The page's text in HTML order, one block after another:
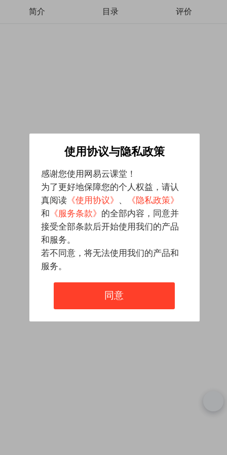
简介 目录 评价
使用协议与隐私政策
感谢您使用网易云课堂！
为了更好地保障您的个人权益，请认
真阅读 《使用协议》 、
《隐私政策》
和 《服务条款》 的全部内容，同意并
接受全部条款后开始使用我们的产品
和服务。
若不同意，将无法使用我们的产品和
服务。
同意